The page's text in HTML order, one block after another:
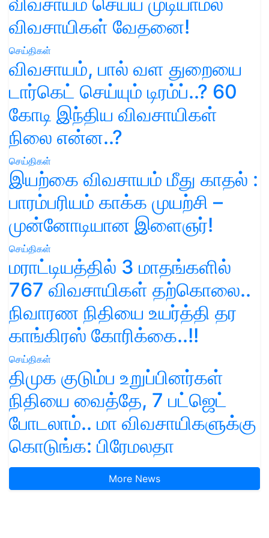
விவசாயிகள் வேதனை!
செய்திகள்
விவசாயம், பால் வள துறையை
டார்கெட் செய்யும் டிரம்ப்..? 60
கோடி இந்திய விவசாயிகள்
நிலை என்ன..?
செய்திகள்
இயற்கை விவசாயம் மீது காதல் :
பாரம்பரியம் காக்க முயற்சி –
முன்னோடியான இளைஞர்!
செய்திகள்
மராட்டியத்தில் 3 மாதங்களில்
767 விவசாயிகள் தற்கொலை..
நிவாரண நிதியை உயர்த்தி தர
காங்கிரஸ் கோரிக்கை..!!
செய்திகள்
திமுக குடும்ப உறுப்பினர்கள்
நிதியை வைத்தே, 7 பட்ஜெட்
போடலாம்.. மா விவசாயிகளுக்கு
கொடுங்க: பிரேமலதா
More News